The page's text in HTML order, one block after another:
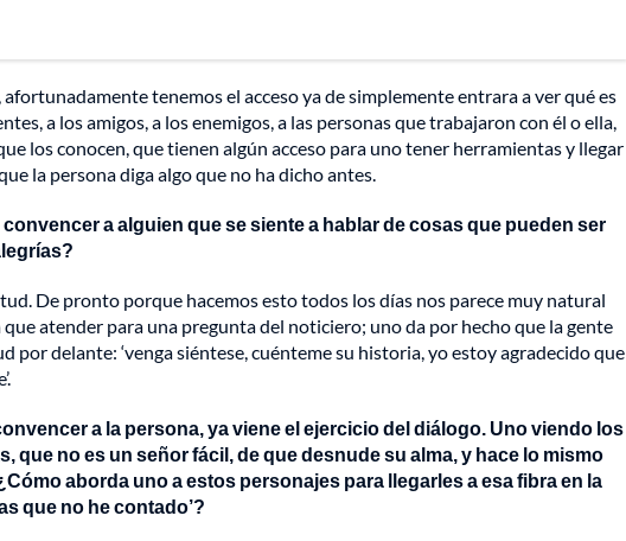
tenemos el acceso ya de simplemente entrara a ver qué es
a los amigos, a los enemigos, a las personas que trabajaron con él o ella,
los conocen, que tienen algún acceso para uno tener herramientas y llegar
la persona diga algo que no ha dicho antes.
a alguien que se siente a hablar de cosas que pueden ser
De pronto porque hacemos esto todos los días nos parece muy natural
atender para una pregunta del noticiero; uno da por hecho que la gente
por delante: ‘venga siéntese, cuénteme su historia, yo estoy agradecido que
a la persona, ya viene el ejercicio del diálogo. Uno viendo los
no es un señor fácil, de que desnude su alma, y hace lo mismo
aborda uno a estos personajes para llegarles a esa fibra en la
que no he contado’?